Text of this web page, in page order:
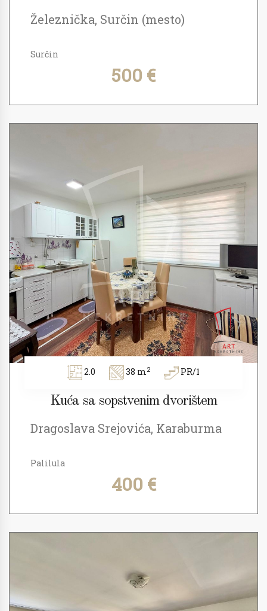
Železnička, Surčin (mesto)
Surčin
500 €
2.0 38 m2 PR/1
Kuća sa sopstvenim dvorištem
Dragoslava Srejovića, Karaburma
Palilula
400 €